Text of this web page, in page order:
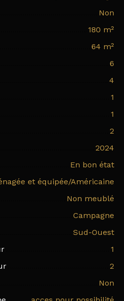
Non
180 m²
64 m²
6
4
1
1
2
2024
En bon état
et équipée/Américaine
Non meublé
Campagne
Sud-Ouest
1
2
Non